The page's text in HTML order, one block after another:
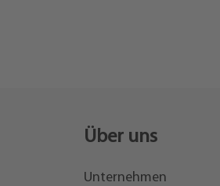
Über uns
Unternehmen